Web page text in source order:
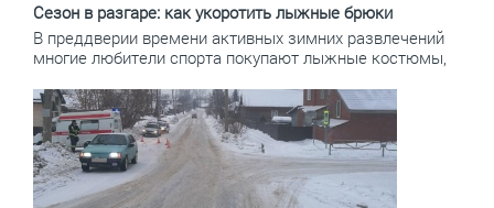
Сезон в разгаре: как укоротить лыжные брюки
В преддверии времени активных зимних развлечений
многие любители спорта покупают лыжные костюмы,